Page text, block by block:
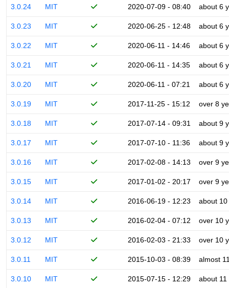
3.0.24 MIT 2020-07-09 - 08:40 about 6
3.0.23 MIT 2020-06-25 - 12:48 about 6
3.0.22 MIT 2020-06-11 - 14:46 about 6
3.0.21 MIT 2020-06-11 - 14:35 about 6
3.0.20 MIT 2020-06-11 - 07:21 about 6
3.0.19 MIT 2017-11-25 - 15:12 over 8
3.0.18 MIT 2017-07-14 - 09:31 about 9
3.0.17 MIT 2017-07-10 - 11:36 about 9
3.0.16 MIT 2017-02-08 - 14:13 over 9
3.0.15 MIT 2017-01-02 - 20:17 over 9
3.0.14 MIT 2016-06-19 - 12:23 about
3.0.13 MIT 2016-02-04 - 07:12 over 10
3.0.12 MIT 2016-02-03 - 21:33 over 10
3.0.11 MIT 2015-10-03 - 08:39 almost
3.0.10 MIT 2015-07-15 - 12:29 about 11